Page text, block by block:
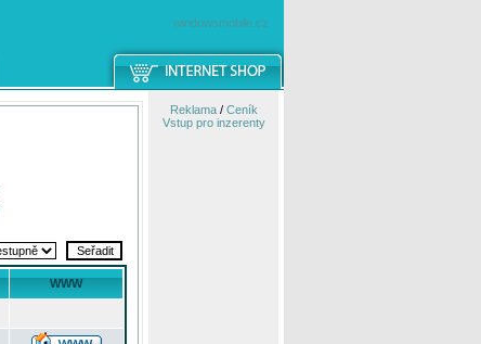
windowsmobile.cz
WWW
Reklama/ Ceník
Vstup pro inzerenty